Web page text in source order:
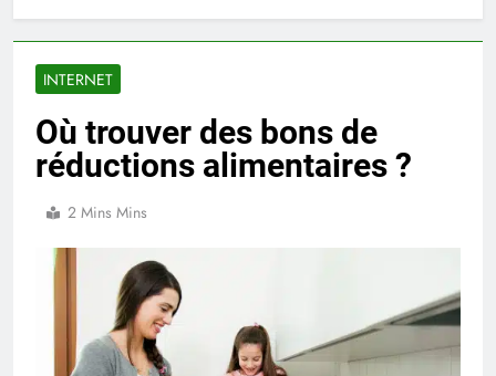
INTERNET
Où trouver des bons de
réductions alimentaires ?
2 Mins Mins